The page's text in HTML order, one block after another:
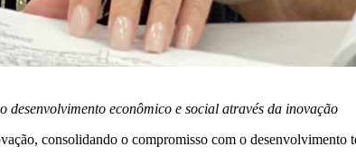
desenvolvimento econômico e social através da inovação
consolidando o compromisso com o